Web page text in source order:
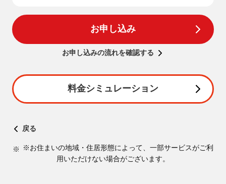
お申し込み
お申し込みの流れを確認する
料金シミュレーション
戻る
※お住まいの地域・住居形態によって、一部サービスがご利
用いただけない場合がございます。